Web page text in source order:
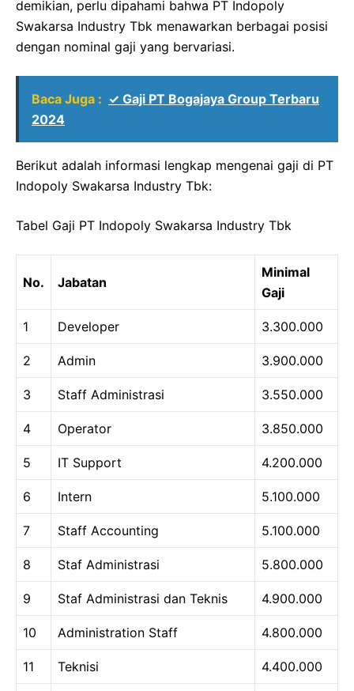
demikian, perlu dipahami bahwa PT Indopoly
Swakarsa Industry Tbk menawarkan berbagai posisi
dengan nominal gaji yang bervariasi.
Baca Juga : ✓ Gaji PT Bogajaya Group Terbaru
2024
Berikut adalah informasi lengkap mengenai gaji di PT
Indopoly Swakarsa Industry Tbk:
Tabel Gaji PT Indopoly Swakarsa Industry Tbk
No. Jabatan
Minimal
Gaji
1 Developer 3.300.000
2 Admin 3.900.000
3 Staff Administrasi 3.550.000
4 Operator 3.850.000
5 IT Support 4.200.000
6 Intern 5.100.000
7 Staff Accounting 5.100.000
8 Staf Administrasi 5.800.000
9 Staf Administrasi dan Teknis 4.900.000
10 Administration Staff 4.800.000
11 Teknisi 4.400.000